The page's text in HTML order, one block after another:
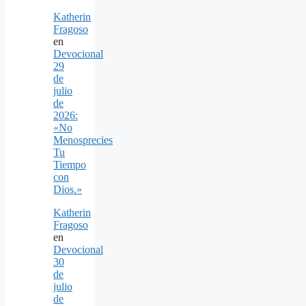
Katherin
Fragoso
en
Devocional
29
de
julio
de
2026:
«No
Menosprecies
Tu
Tiempo
con
Dios.»
Katherin
Fragoso
en
Devocional
30
de
julio
de